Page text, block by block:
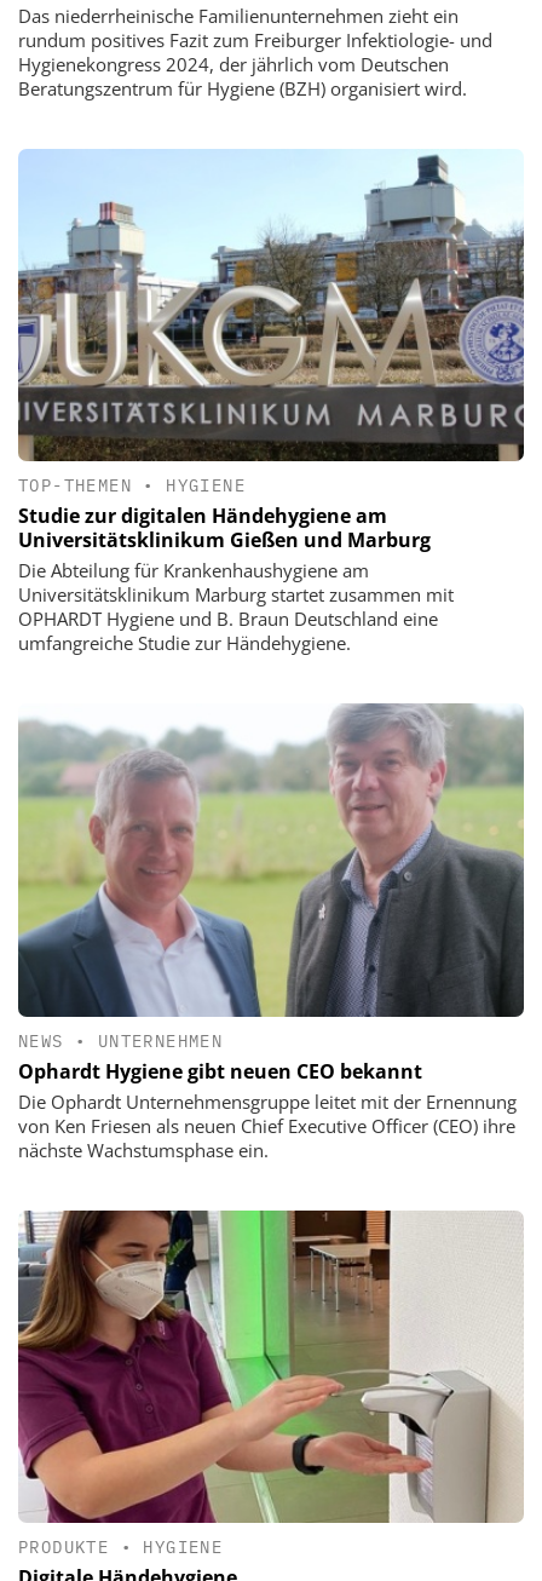
Das niederrheinische Familienunternehmen zieht ein
rundum positives Fazit zum Freiburger Infektiologie- und
Hygienekongress 2024, der jährlich vom Deutschen
Beratungszentrum für Hygiene (BZH) organisiert wird.
TOP-THEMEN • HYGIENE
Studie zur digitalen Händehygiene am
Universitätsklinikum Gießen und Marburg
Die Abteilung für Krankenhaushygiene am
Universitätsklinikum Marburg startet zusammen mit
OPHARDT Hygiene und B. Braun Deutschland eine
umfangreiche Studie zur Händehygiene.
NEWS • UNTERNEHMEN
Ophardt Hygiene gibt neuen CEO bekannt
Die Ophardt Unternehmensgruppe leitet mit der Ernennung
von Ken Friesen als neuen Chief Executive Officer (CEO) ihre
nächste Wachstumsphase ein.
PRODUKTE • HYGIENE